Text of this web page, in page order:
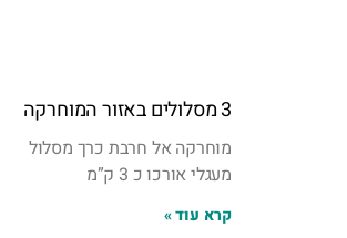
3 מסלולים באזור המוחרקה
מוחרקה אל חרבת כרך מסלול
מעגלי אורכו כ 3 ק”מ
קרא עוד »